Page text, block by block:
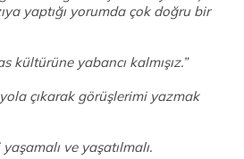
yaptığı yorumda çok doğru bir
kültürüne yabancı kalmışız.”
çıkarak görüşlerimi yazmak
ve yaşatılmalı.